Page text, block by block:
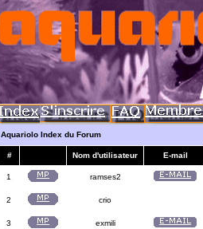
Aquariolo Index du Forum
# Nom d'utilisateur E-mail
1 ramses2
2 crio
3 exmili